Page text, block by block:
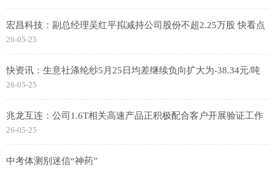
宏昌科技：副总经理吴红平拟减持公司股份不超2.25万股 快看点
26-05-25
快资讯：生意社涤纶纱5月25日均差继续负向扩大为-38.34元/吨
26-05-25
兆龙互连：公司1.6T相关高速产品正积极配合客户开展验证工作
26-05-25
中考体测别迷信“神药”